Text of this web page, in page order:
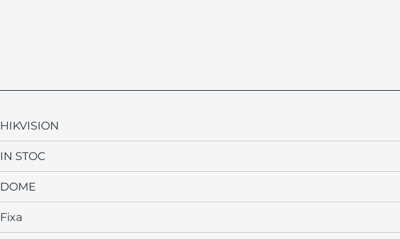
HIKVISION
IN STOC
DOME
Fixa